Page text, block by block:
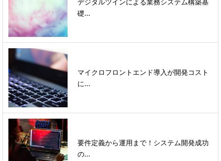
礎...
マイクロフロントエンド導入が開発コスト
に...
要件定義から運用まで！システム開発成功
の...